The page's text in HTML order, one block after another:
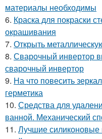
материалы необходимы
6. Краска для покраски
окрашивания
7. Открыть
8. Сварочный инвертор
сварочный инвертор
9. На что повесить
герметика
10. Средства для
ванной. Механический
11. Лучшие силиконовые